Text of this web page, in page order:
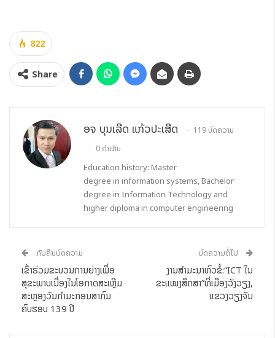
ແລະ ຕາງໜ້າຝ່າຍ ສ. ເກົາຫລີ ໂດຍທ່ານ ດົງກິວ ລີ (Donggyu Lee)
ອຸປະທູດແຫ່ງ ສ. ເກົາຫຼີ ປະຈໍາ ສປປ ລາວ, ທ່ານ ຈອງຮີຢອນ ລີ
(Jonghyun LEE) ຜູ້ຈັດການໂຄງການປະຈໍາອົງການ NIPA ແລະ
ບໍລິສັດຜູ້ຈັດການໂຄງການ KWISA ເຂົ້າຮ່ວມໃນງານດັ່ງກ່າວ.
ການເປີດສູນຝຶກອົບຮົມດິຈິຕອນ ສູນເກົາຫຼີ-ອາຊຽນ ແມ່ນມີຈຸດປະສົງ
ເພື່ອຊຸກຍູ້ການຫັນເປັນດິຈິຕອນຂອງ ສປປ ລາວ ໂດຍການສະໜອງການ
ຝຶກອົບຮົມດ້ານດິຈິຕອນ ແລະ AI ໃຫ້ແກ່ຊາວໜຸ່ມ ເພື່ອສະໜັບສະໜູນ
822
Share
ອຈ ບຸນເລີດ ແກ້ວປະເສີດ
119 ບົດຄວາມ
0 ຄຳເຫັນ
Education history: Master
degree in information systems, Bachelor
degree in Information Technology and
higher diploma in computer engineering
ກັບຄືນບົດຄວາມ
ເຂົ້າຮ່ວມຂະບວນການຍ່າງເພື່ອ
ສຸຂະພາບເນື່ອງໃນໂອກາດສະເຫຼີມ
ສະຫຼອງວັນກຳມະກອນສາກົນ
ຄົບຮອບ 139 ປີ
ບົດຄວາມຕໍ່ໄປ
ງານສຳມະນາຫົວຂໍ້:“ICT ໃນ
ຂະແໜງສຶກສາ”ທີ່ເມືອງວັງວຽງ,
ແຂວງວຽງຈັນ